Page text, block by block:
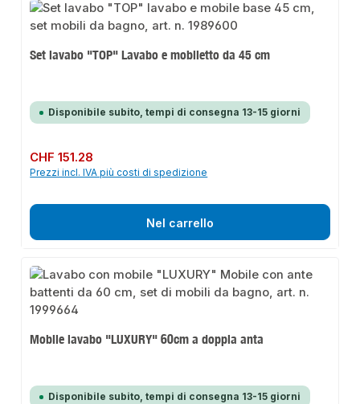
Set lavabo "TOP" Lavabo e mobiletto da 45 cm
Disponibile subito, tempi di consegna 13-15 giorni
Prezzo normale:
CHF 151.28
Prezzi incl. IVA più costi di spedizione
Nel carrello
Mobile lavabo "LUXURY" 60cm a doppia anta
Disponibile subito, tempi di consegna 13-15 giorni